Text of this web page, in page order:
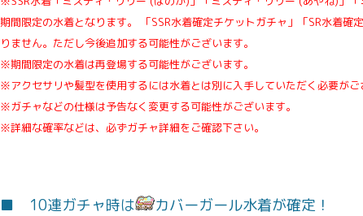
期間限定の水着となります。 「SSR水着確定チケットガチャ」「SR水着
りません。ただし今後追加する可能性がございます。
※期間限定の水着は再登場する可能性がございます。
※アクセサリや髪型を使用するには水着とは別に入手していただく必要がご
※ガチャなどの仕様は予告なく変更する可能性がございます。
※詳細な確率などは、必ずガチャ詳細をご確認下さい。
■ 10連ガチャ時は カバーガール水着が確定！